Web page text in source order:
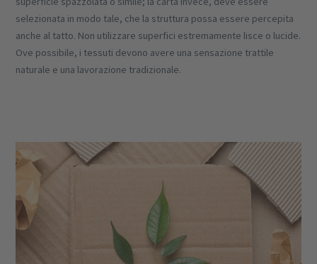
selezionata in modo tale, che la struttura possa essere percepita
anche al tatto. Non utilizzare superfici estremamente lisce o lucide.
Ove possibile, i tessuti devono avere una sensazione trattile
naturale e una lavorazione tradizionale.